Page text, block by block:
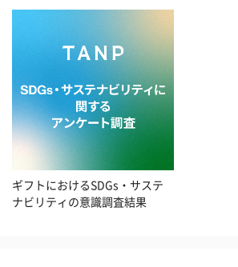
ギフトにおけるSDGs・サステ
ナビリティの意識調査結果